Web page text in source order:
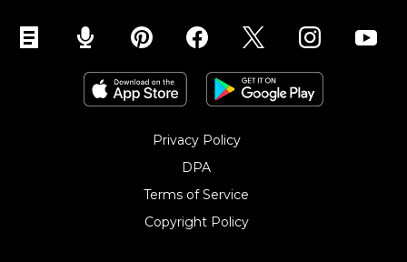
Privacy Policy
DPA
Terms of Service
Copyright Policy‎